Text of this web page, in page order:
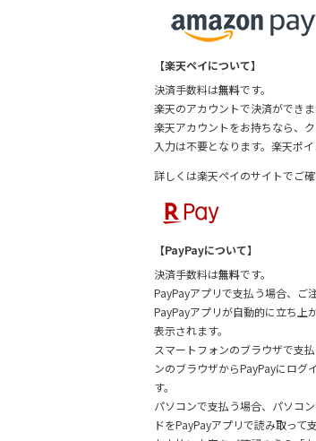
【楽天ペイについて】
決済手数料は無料です。
楽天のアカウントで決済ができま
楽天アカウントをお持ちなら、
入力は不要となります。楽天ポイ
詳しくは楽天ペイのサイトでご確
【PayPayについて】
決済手数料は無料です。
PayPayアプリで支払う場合、ご
PayPayアプリが自動的に立ち上
表示されます。
スマートフォンのブラウザで支
ンのブラウザからPayPayにログ
す。
パソコンで支払う場合、パソコ
ドをPayPayアプリで読み取って